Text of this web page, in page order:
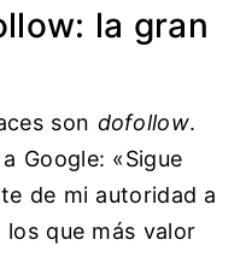
la gran
son dofollow.
Google: «Sigue
de mi autoridad a
que más valor